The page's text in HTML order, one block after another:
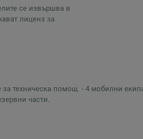
се извършва в
лиценз за
техническа помощ - 4 мобилни
части.